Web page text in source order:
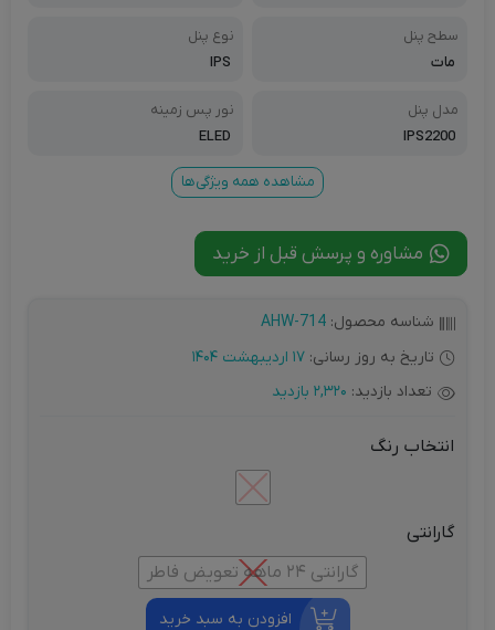
سطح پنل
مات
نوع پنل
IPS
مدل پنل
IPS2200
نور پس زمینه
ELED
مشاهده همه ویژگی‌ها
مشاوره و پرسش قبل از خرید
شناسه محصول: AHW-714
تاریخ به روز رسانی: 17 اردیبهشت 1404
تعداد بازدید: 2,320 بازدید
انتخاب رنگ
گارانتی
گارانتی 24 ماهه تعویض فاطر
افزودن به سبد خرید